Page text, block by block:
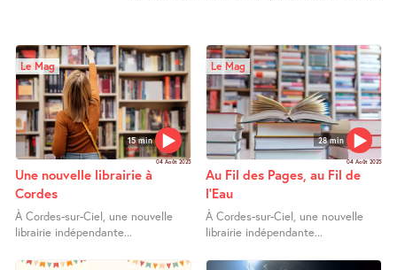
15 min
Le Mag
04 Août 2025
Une nouvelle librairie à
Cordes
À Cordes-sur-Ciel, une nouvelle
librairie indépendante...
28 min
Le Mag
04 Août 2025
Au Fil des Pages, au Fil de
l’Eau
À Cordes-sur-Ciel, une nouvelle
librairie indépendante...